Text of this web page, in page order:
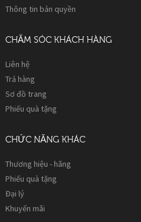
Thông tin bản quyền
CHĂM SÓC KHÁCH HÀNG
Liên hệ
Trả hàng
Sơ đồ trang
Phiếu quà tặng
CHỨC NĂNG KHÁC
Thương hiệu - hãng
Phiếu quà tặng
Đại lý
Khuyến mãi